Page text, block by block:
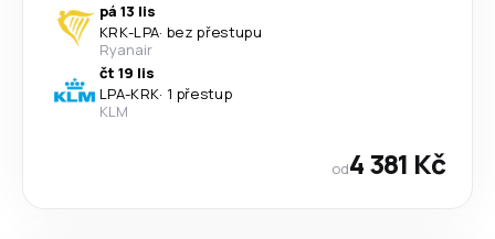
pá 13 lis
KRK-LPA· bez přestupu
Ryanair
čt 19 lis
LPA-KRK· 1 přestup
KLM
od4 381 Kč